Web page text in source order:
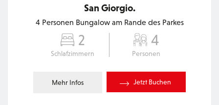
San Giorgio.
4 Personen Bungalow am Rande des Parkes
2
Schlafzimmern
4
Personen
Mehr Infos Jetzt Buchen